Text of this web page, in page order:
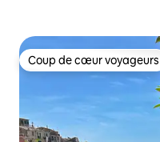
Coup de cœur voyageurs
Coup de cœur voyageurs